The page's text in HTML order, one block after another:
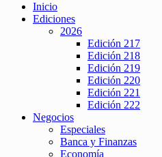
Inicio
Ediciones
2026
Edición 217
Edición 218
Edición 219
Edición 220
Edición 221
Edición 222
Negocios
Especiales
Banca y Finanzas
Economía